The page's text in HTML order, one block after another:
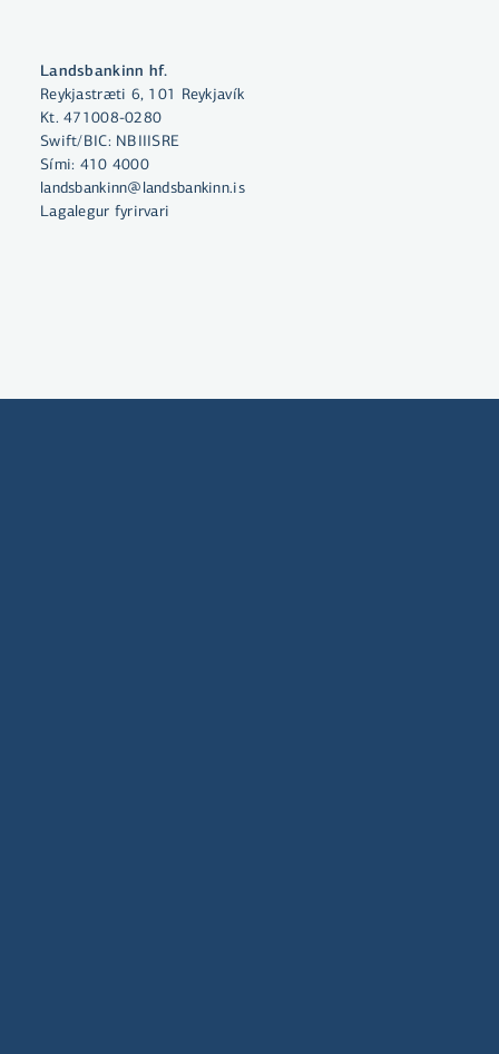
Landsbankinn hf.
Reykjastræti 6, 101 Reykjavík
Kt. 471008-0280
Swift/BIC: NBIIISRE
Sími: 410 4000
landsbankinn@landsbankinn.is
Lagalegur fyrirvari